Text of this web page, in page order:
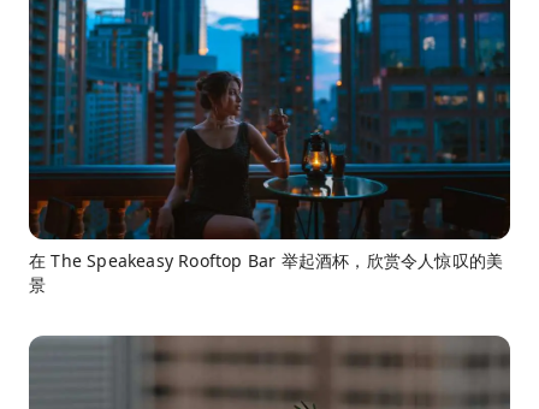
在 The Speakeasy Rooftop Bar 举起酒杯，欣赏令人惊叹的美
景